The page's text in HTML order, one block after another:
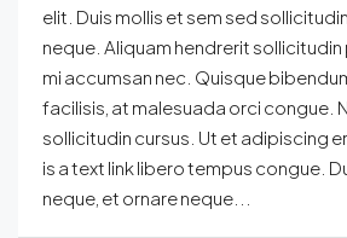
elit. Duis mollis et sem sed
neque. Aliquam hendrerit sollicitudin
mi accumsan nec. Quisque
facilisis, at malesuada orci congue.
sollicitudin cursus. Ut et adipiscing
is a text link libero tempus congue.
neque, et ornare neque...